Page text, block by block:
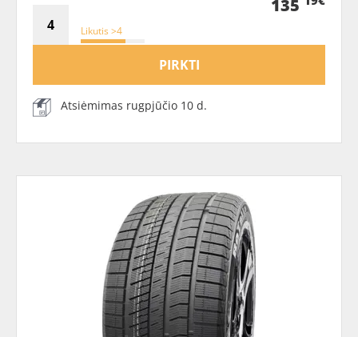
Likutis >4
135
PIRKTI
Atsiėmimas rugpjūčio 10 d.